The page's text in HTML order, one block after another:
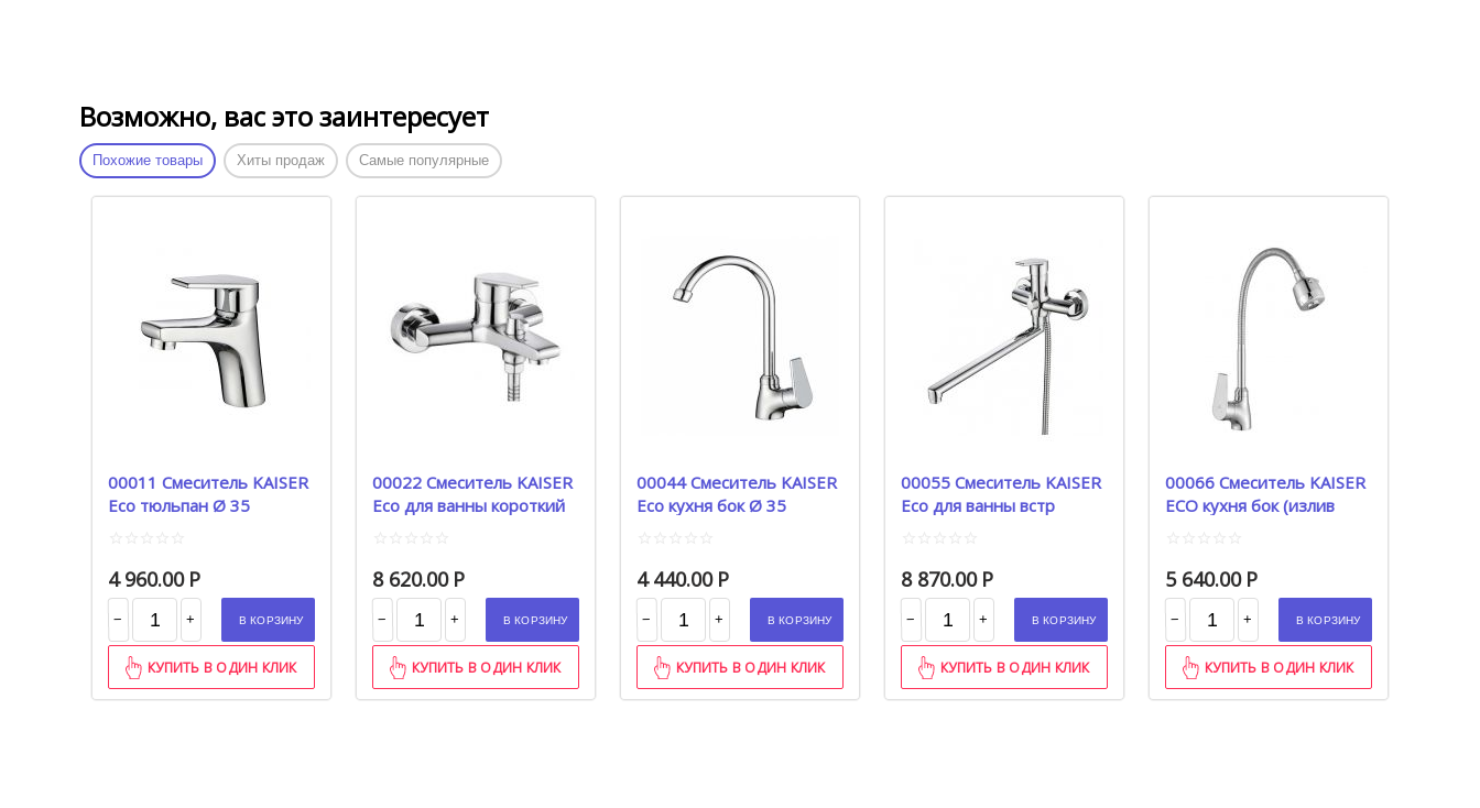
Возможно, вас это заинтересует
Похожие товары Хиты продаж Самые популярные
00011 Смеситель KAISER
Eco тюльпан Ø 35
4 960.00 Р
+
− В КОРЗИНУ
КУПИТЬ В ОДИН КЛИК
00022 Смеситель KAISER
Eco для ванны короткий
8 620.00 Р
+
− В КОРЗИНУ
КУПИТЬ В ОДИН КЛИК
00044 Смеситель KAISER
Eco кухня бок Ø 35
4 440.00 Р
+
− В КОРЗИНУ
КУПИТЬ В ОДИН КЛИК
00055 Смеситель KAISER
Eco для ванны встр
8 870.00 Р
+
− В КОРЗИНУ
КУПИТЬ В ОДИН КЛИК
00066 Смеситель KAISER
ECO кухня бок (излив
5 640.00 Р
+
− В КОРЗИНУ
КУПИТЬ В ОДИН КЛИК